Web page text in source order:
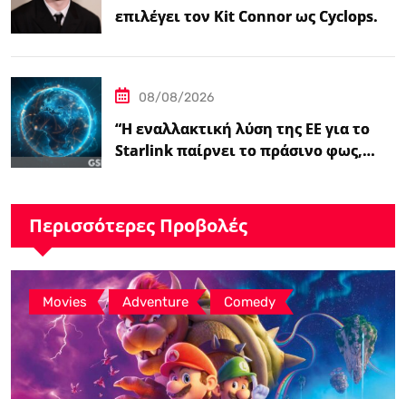
επιλέγει τον Kit Connor ως Cyclops.
08/08/2026
“Η εναλλακτική λύση της ΕΕ για το
Starlink παίρνει το πράσινο φως,…
Περισσότερες Προβολές
Movies , Adventure , Comedy